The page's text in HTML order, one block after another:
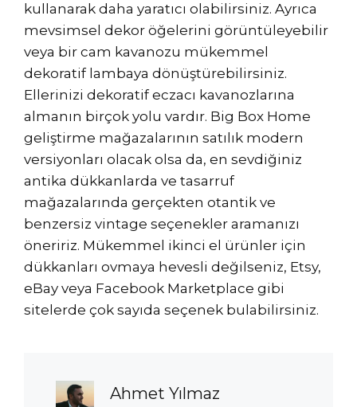
kullanarak daha yaratıcı olabilirsiniz. Ayrıca
mevsimsel dekor öğelerini görüntüleyebilir
veya bir cam kavanozu mükemmel
dekoratif lambaya dönüştürebilirsiniz.
Ellerinizi dekoratif eczacı kavanozlarına
almanın birçok yolu vardır. Big Box Home
geliştirme mağazalarının satılık modern
versiyonları olacak olsa da, en sevdiğiniz
antika dükkanlarda ve tasarruf
mağazalarında gerçekten otantik ve
benzersiz vintage seçenekler aramanızı
öneririz. Mükemmel ikinci el ürünler için
dükkanları ovmaya hevesli değilseniz, Etsy,
eBay veya Facebook Marketplace gibi
sitelerde çok sayıda seçenek bulabilirsiniz.
Ahmet Yılmaz